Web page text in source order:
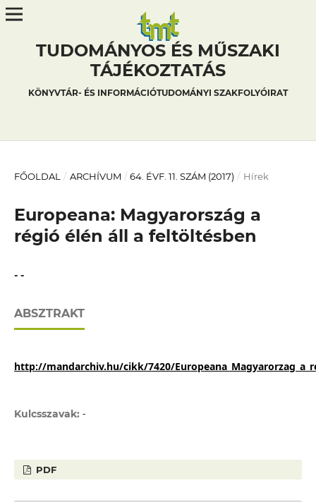
TUDOMÁNYOS ÉS MŰSZAKI
TÁJÉKOZTATÁS
KÖNYVTÁR- ÉS INFORMÁCIÓTUDOMÁNYI SZAKFOLYÓIRAT
FŐOLDAL / ARCHÍVUM / 64. ÉVF. 11. SZÁM (2017) / Hírek
Europeana: Magyarország a
régió élén áll a feltöltésben
- -
ABSZTRAKT
http://mandarchiv.hu/cikk/7420/
Kulcsszavak: -
PDF